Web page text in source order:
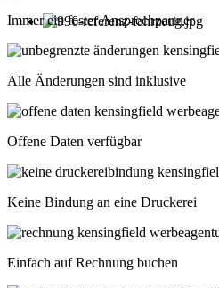
Immer ein fester Ansprechpartner
Alle Änderungen sind inklusive
Offene Daten verfügbar
Keine Bindung an eine Druckerei
Einfach auf Rechnung buchen